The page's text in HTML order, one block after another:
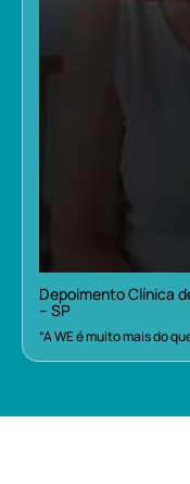
Depoimento Clínica
– SP
“A WE é muito mais do